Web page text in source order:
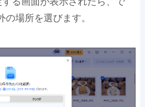
場所を選びます。